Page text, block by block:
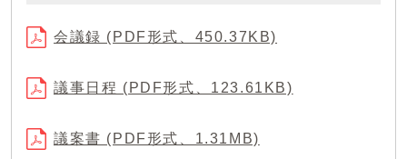
会議録 (PDF形式、450.37KB)
議事日程 (PDF形式、123.61KB)
議案書 (PDF形式、1.31MB)